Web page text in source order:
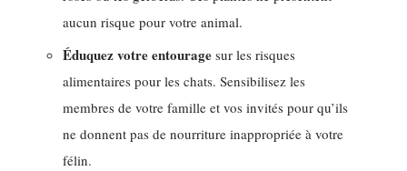
aucun risque pour votre animal.
Éduquez votre entourage sur les risques
alimentaires pour les chats. Sensibilisez les
membres de votre famille et vos invités pour qu’ils
ne donnent pas de nourriture inappropriée à votre
félin.